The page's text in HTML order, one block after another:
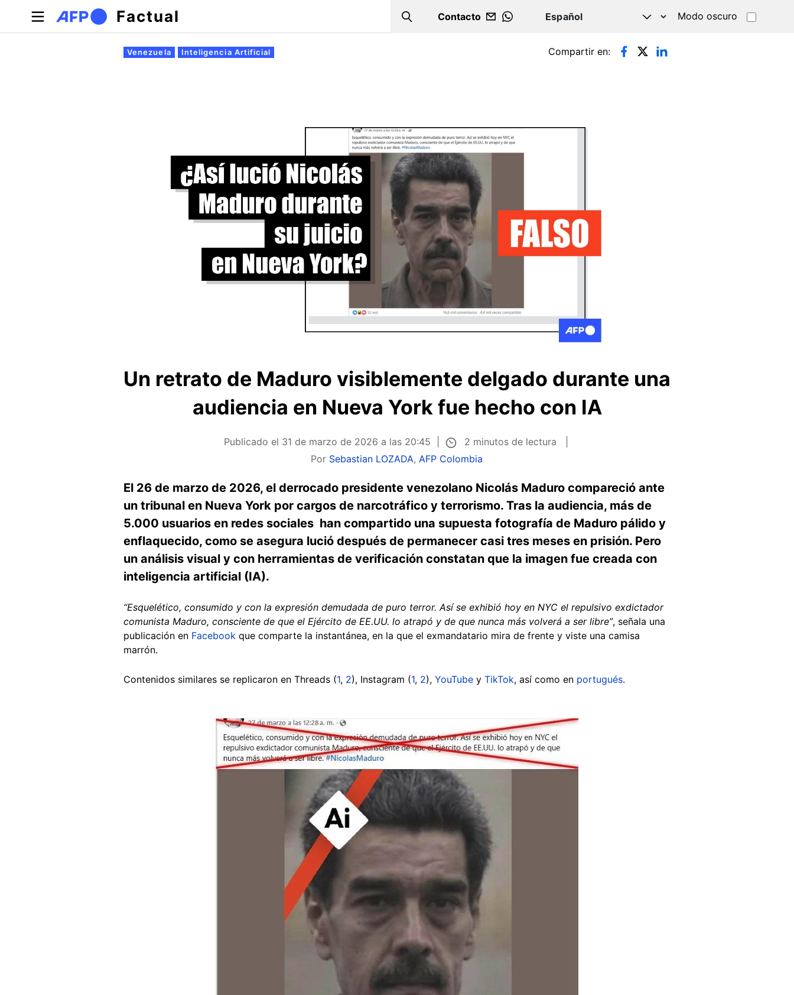
Pasar al contenido principal
Factual Search
Contacto
WHATSAPP
Modo oscuro
Solapas principales
Venezuela Inteligencia Artificial Compartir en:
Un retrato de Maduro visiblemente delgado durante una
audiencia en Nueva York fue hecho con IA
Publicado el 31 de marzo de 2026 a las 20:45
2 minutos de lectura
Por Sebastian LOZADA, AFP Colombia
El 26 de marzo de 2026, el derrocado presidente venezolano Nicolás Maduro compareció ante
un tribunal en Nueva York por cargos de narcotráfico y terrorismo. Tras la audiencia, más de
5.000 usuarios en redes sociales han compartido una supuesta fotografía de Maduro pálido y
enflaquecido, como se asegura lució después de permanecer casi tres meses en prisión. Pero
un análisis visual y con herramientas de verificación constatan que la imagen fue creada con
inteligencia artificial (IA).
“Esquelético, consumido y con la expresión demudada de puro terror. Así se exhibió hoy en NYC el repulsivo exdictador
comunista Maduro, consciente de que el Ejército de EE.UU. lo atrapó y de que nunca más volverá a ser libre”, señala una
publicación en Facebook que comparte la instantánea, en la que el exmandatario mira de frente y viste una camisa
marrón.
Contenidos similares se replicaron en Threads (1, 2), Instagram (1, 2), YouTube y TikTok, así como en portugués.